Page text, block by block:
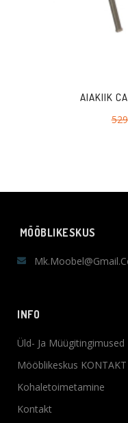
AIAKIIK
MÖÖBLIKESKUS
INFO
Üld- Ja Müügitingimused
Mööblikeskus KONTAKT
Kohaletoimetamine
Kontakt